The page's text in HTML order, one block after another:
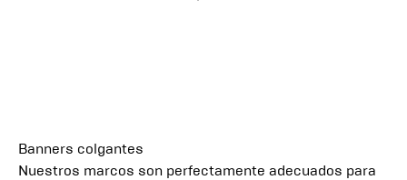
Banners colgantes
Nuestros marcos son perfectamente adecuados para